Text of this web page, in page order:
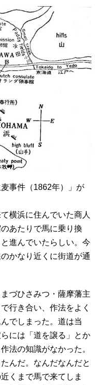
事件（1862年）」が
横浜に住んでいた商人
あたりで馬に乗り換
進んでいたらしい。今
かなり近くに街道が通
づひさみつ・薩摩藩主
行き合い、作法をよく
でしまった。道は当
には「道を譲る」とか
法の知識がなかった。
んだ。なんだなんだと
くまで馬で来てしま